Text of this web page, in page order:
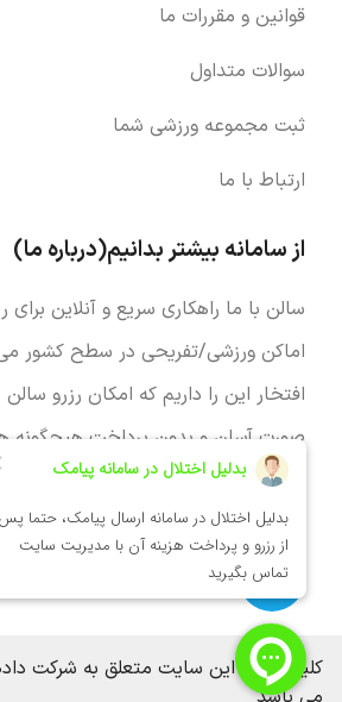
قوانین و مقررات ما
سوالات متداول
ثبت مجموعه ورزشی شما
ارتباط با ما
از سامانه بیشتر بدانیم(درباره ما)
سالن با ما راهکاری سریع و آنلاین برای
اماکن ورزشی/تفریحی در سطح کشور
افتخار این را داریم که امکان رزرو
صورت آسان و بدون پرداخت هیچگونه
تمام دوست داران ورزش فراهم نماییم.
مجوزها
کلیه حقوق این سایت متعلق به شرکت